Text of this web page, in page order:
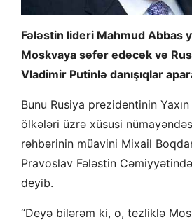
Fələstin lideri Mahmud Abbas
Moskvaya səfər edəcək və
Vladimir Putinlə danışıqlar
Bunu Rusiya prezidentinin
ölkələri üzrə xüsusi
rəhbərinin müavini Mixail
Pravoslav Fələstin Cəmiyyətində
deyib.
“Deyə bilərəm ki, o, tezliklə